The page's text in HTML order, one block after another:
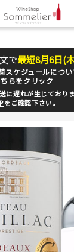
で最短8月6日(
スケジュールにつ
ちらをクリック
に遅れが生じており
をご確認下さい。